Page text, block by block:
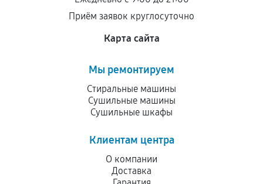
Приём заявок круглосуточно
Карта сайта
Мы ремонтируем
Стиральные машины
Сушильные машины
Сушильные шкафы
Клиентам центра
О компании
Доставка